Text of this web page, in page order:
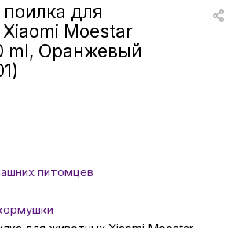
Умные кольца
Товары для детей
для
Moestar
ml, Оранжевый
питомцев